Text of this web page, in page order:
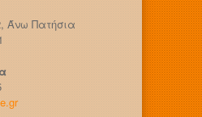
Άνω Πατήσια